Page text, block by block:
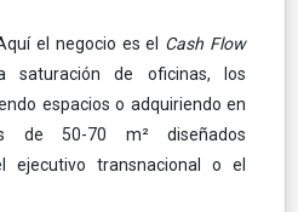
el negocio es el Cash Flow
saturación de oficinas, los
espacios o adquiriendo en
de 50-70 m² diseñados
ejecutivo transnacional o el